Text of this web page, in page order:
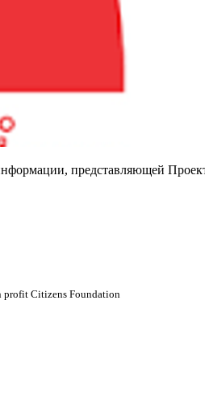
представляющей
profit Citizens Foundation